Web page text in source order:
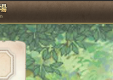
闘技場